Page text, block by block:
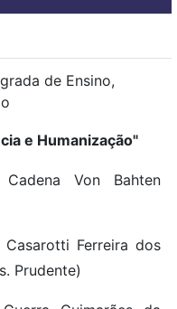
de Ensino,
e Humanização"
Von Bahten
Casarotti Ferreira dos
Prudente)